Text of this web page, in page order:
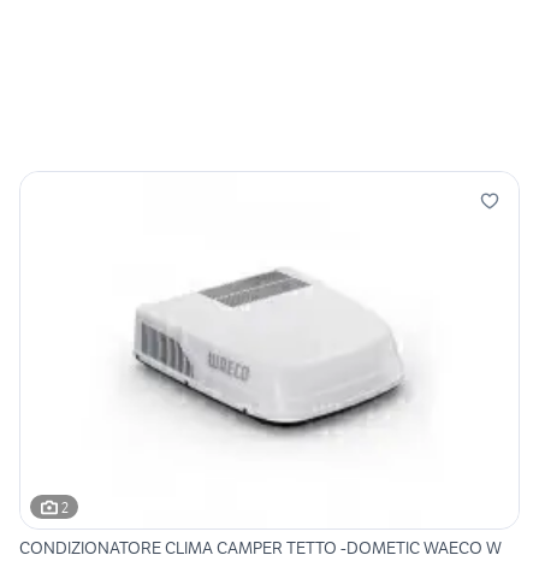
2
CONDIZIONATORE CLIMA CAMPER TETTO -DOMETIC WAECO W